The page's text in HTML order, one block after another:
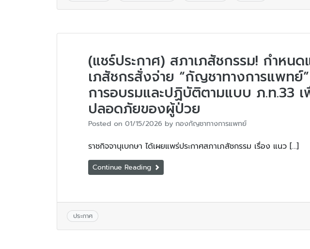
(แชร์ประกาศ) สภาเภสัชกรรม! กำหน
เภสัชกรสั่งจ่าย “กัญชาทางการแพทย์
การอบรมและปฏิบัติตามแบบ ภ.ท.33
ปลอดภัยของผู้ป่วย
Posted on 01/15/2026 by กองกัญชาทางการแพทย์
ราชกิจจานุเบกษา ได้เผยแพร่ประกาศสภาเภสัชกรรม เรื่อง แนว […]
Continue Reading
ประกาศ